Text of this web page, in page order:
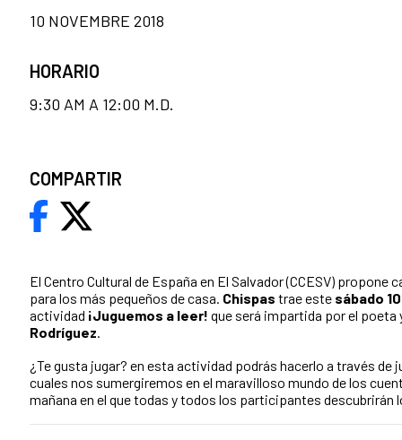
El Centro Cultural de España en El Salvador (CCESV)
para los más pequeños de casa. Chispas trae este sábado
actividad ¡Juguemos a leer! que será impartida por el
Rodríguez.
¿Te gusta jugar? en esta actividad podrás hacerlo a través de
cuales nos sumergiremos en el maravilloso mundo de los
mañana en el que todas y todos los participantes descubrirán
10 NOVEMBRE 2018
HORARIO
9:30 AM A 12:00 M.D.
COMPARTIR